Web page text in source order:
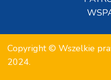
Copyright © Wszelkie
2024.